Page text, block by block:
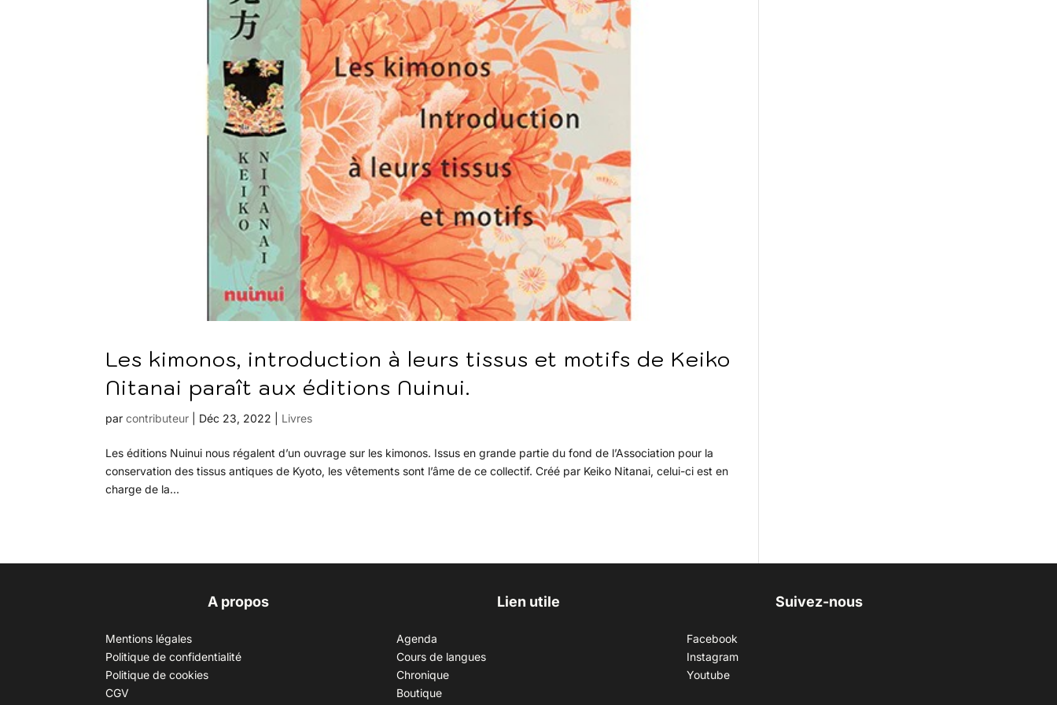
Les kimonos, introduction à leurs tissus et motifs de Keiko
Nitanai paraît aux éditions Nuinui.
parcontributeur Déc 23, 2022 Livres
Les éditions Nuinui nous régalent d’un ouvrage sur les kimonos. Issus en grande partie du fond de l’Association pour la
conservation des tissus antiques de Kyoto, les vêtements sont l’âme de ce collectif. Créé par Keiko Nitanai, celui-ci est en
charge de la...
A propos
Mentions légales
Politique de confidentialité
Politique de cookies
CGV
Lien utile
Agenda
Cours de langues
Chronique
Boutique
Suivez-nous
Facebook
Instagram
Youtube